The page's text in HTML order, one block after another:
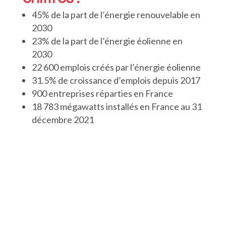
45% de la part de l’énergie renouvelable en
2030
23% de la part de l’énergie éolienne en
2030
22 600 emplois créés par l’énergie éolienne
31.5% de croissance d’emplois depuis 2017
900 entreprises réparties en France
18 783 mégawatts installés en France au 31
décembre 2021